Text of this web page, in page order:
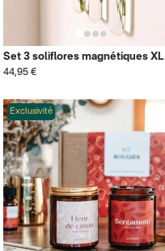
Set 3 soliflores magnétiques XL
44,95 €
Exclusivité